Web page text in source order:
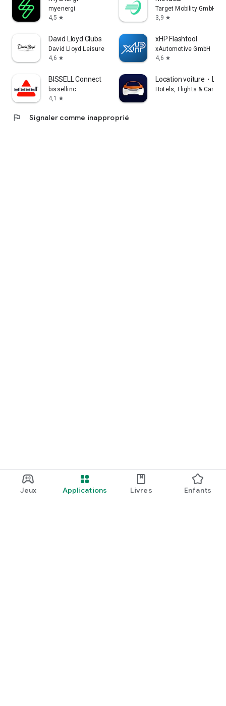
Jeux Applications Livres Enfants
myenergi
4,5 star
Target Mobility GmbH
3,9 star
David Lloyd Clubs
David Lloyd Leisure
4,6 star
xHP Flashtool
xAutomotive GmbH
4,6 star
BISSELL Connect
bissellinc
4,1
star
Location voiture・
Hotels, Flights & Cars
flag Signaler comme inapproprié